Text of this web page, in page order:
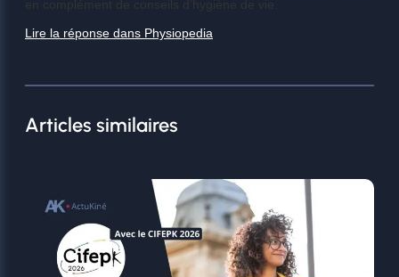
en complément de conseils d’hygiène de vie.
Lire la réponse dans Physiopedia
Articles similaires